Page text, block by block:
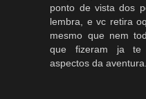
ponto de vista dos
lembra, e vc retira
mesmo que nem
que fizeram ja te
aspectos da aventura.